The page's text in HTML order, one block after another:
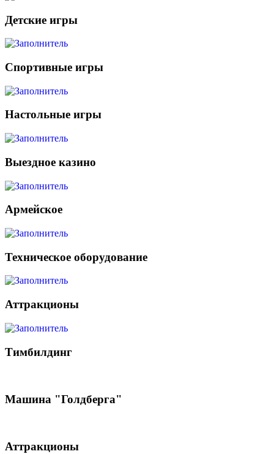
Детские игры
Спортивные игры
Настольные игры
Выездное казино
Армейское
Техническое оборудование
Аттракционы
Тимбилдинг
Машина "Голдберга"
Аттракционы